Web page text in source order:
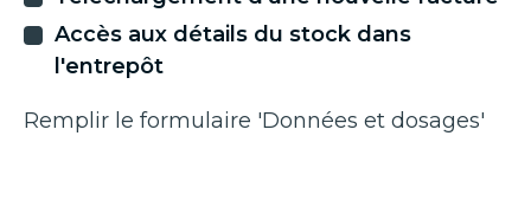
Accès aux détails du stock dans
l'entrepôt
Remplir le formulaire 'Données et dosages'